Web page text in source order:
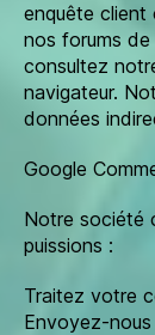
enquête client
nos forums de
consultez
navigateur.
données
Google
Notre société
puissions :
Traitez votre
Envoyez-